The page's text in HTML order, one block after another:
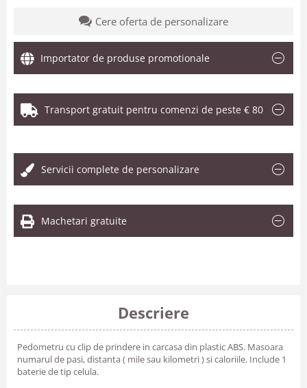
Cere oferta de personalizare
Importator de produse promotionale
Transport gratuit pentru comenzi de peste € 80
Servicii complete de personalizare
Machetari gratuite
Descriere
Pedometru cu clip de prindere in carcasa din plastic ABS. Masoara
numarul de pasi, distanta ( mile sau kilometri ) si caloriile. Include 1
baterie de tip celula.